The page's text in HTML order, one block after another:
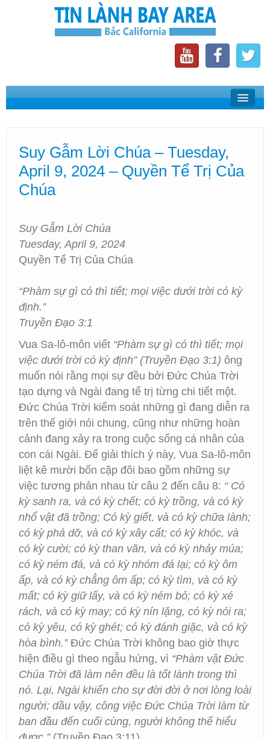
Home
Phát Thanh Tin Lành Bay Area
Các Hội Thánh Bắc California
Suy Gẫm Lời Chúa – Tuesday,
April 9, 2024 – Quyền Tể Trị Của
Chúa
Suy Gẫm Lời Chúa
Tuesday, April 9, 2024
Quyền Tể Trị Của Chúa
“Phàm sự gì có thì tiết; mọi việc dưới trời có kỳ
định.”
Truyền Đạo 3:1
Vua Sa-lô-môn viết “Phàm sự gì có thì tiết; mọi
việc dưới trời có kỳ định” (Truyền Đạo 3:1) ông
muốn nói rằng mọi sự đều bởi Đức Chúa Trời
tạo dựng và Ngài đang tể trị từng chi tiết một.
Đức Chúa Trời kiểm soát những gì đang diễn ra
trên thế giới nói chung, cũng như những hoàn
cảnh đang xảy ra trong cuộc sống cá nhân của
con cái Ngài. Để giải thích ý này, Vua Sa-lô-môn
liệt kê mười bốn cặp đôi bao gồm những sự
việc tương phản nhau từ câu 2 đến câu 8: “ Có
kỳ sanh ra, và có kỳ chết; có kỳ trồng, và có kỳ
nhổ vật đã trồng; Có kỳ giết, và có kỳ chữa lành;
có kỳ phá dỡ, và có kỳ xây cất; có kỳ khóc, và
có kỳ cười; có kỳ than vãn, và có kỳ nhảy múa;
có kỳ ném đá, và có kỳ nhóm đá lại; có kỳ ôm
ấp, và có kỳ chẳng ôm ấp; có kỳ tìm, và có kỳ
mất; có kỳ giữ lấy, và có kỳ ném bỏ; có kỳ xé
rách, và có kỳ may; có kỳ nín lặng, có kỳ nói ra;
có kỳ yêu, có kỳ ghét; có kỳ đánh giặc, và có kỳ
hòa bình.” Đức Chúa Trời không bao giờ thực
hiện điều gì theo ngẫu hứng, vì “Phàm vật Đức
Chúa Trời đã làm nên đều là tốt lành trong thì
nó. Lại, Ngài khiến cho sự đời đời ở nơi lòng loài
người; dầu vậy, công việc Đức Chúa Trời làm từ
ban đầu đến cuối cùng, người không thế hiểu